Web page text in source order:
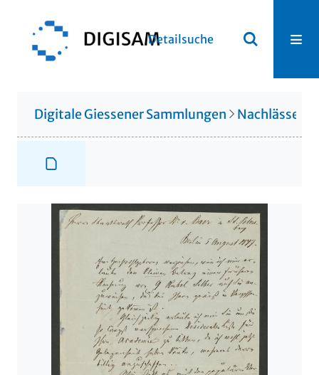
Detailsuche
Digitale Giessener Sammlungen Nachlässe